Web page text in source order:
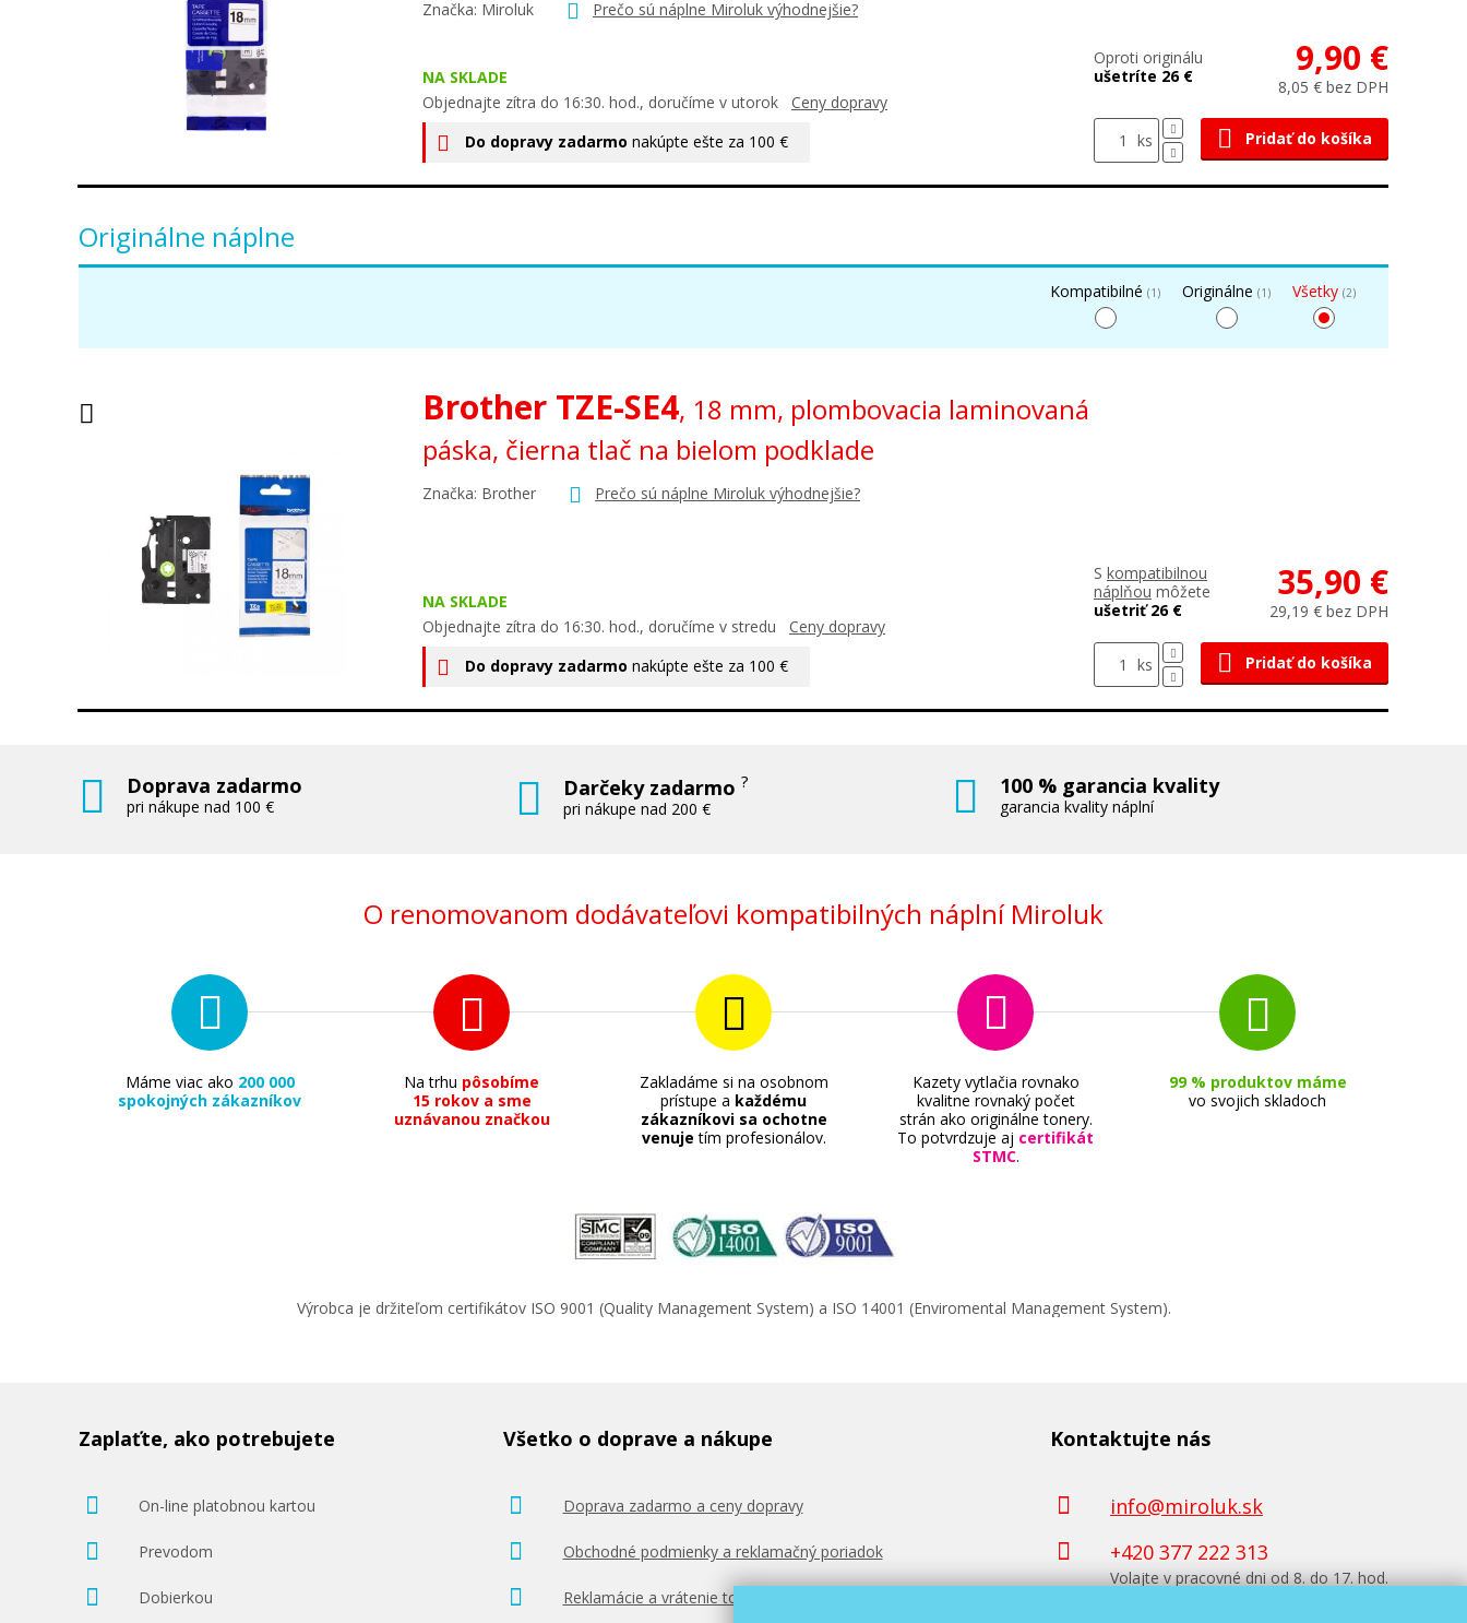
Značka: Miroluk Prečo sú náplne Miroluk výhodnejšie?
NA SKLADE
Objednajte zítra do 16:30. hod., doručíme v utorok Ceny dopravy
Do dopravy zadarmo nakúpte ešte za 100 €
Oproti originálu
ušetríte 26 €
9,90 €
8,05 € bez DPH
ks Pridať do košíka
Originálne náplne
Kompatibilné (1) Originálne (1) Všetky (2)
Brother TZE-SE4, 18 mm, plombovacia laminovaná
páska, čierna tlač na bielom podklade
Značka: Brother Prečo sú náplne Miroluk výhodnejšie?
NA SKLADE
Objednajte zítra do 16:30. hod., doručíme v stredu Ceny dopravy
Do dopravy zadarmo nakúpte ešte za 100 €
S kompatibilnou
náplňou môžete
ušetriť 26 €
35,90 €
29,19 € bez DPH
ks Pridať do košíka
Doprava zadarmo
pri nákupe nad 100 €
Darčeky zadarmo?
pri nákupe nad 200 €
100 % garancia kvality
garancia kvality náplní
O renomovanom dodávateľovi kompatibilných náplní Miroluk
Máme viac ako 200 000
spokojných zákazníkov
Na trhu pôsobíme
15 rokov a sme
uznávanou značkou
Zakladáme si na osobnom
prístupe a každému
zákazníkovi sa ochotne
venuje tím profesionálov.
Kazety vytlačia rovnako
kvalitne rovnaký počet
strán ako originálne tonery.
To potvrdzuje aj certifikát
STMC.
99 % produktov máme
vo svojich skladoch
Výrobca je držiteľom certifikátov ISO 9001 (Quality Management System) a ISO 14001 (Enviromental Management System).
Zaplaťte, ako potrebujete
On-line platobnou kartou
Prevodom
Dobierkou
Všetko o doprave a nákupe
Doprava zadarmo a ceny dopravy
Obchodné podmienky a reklamačný poriadok
Reklamácie a vrátenie tovaru
Kontaktujte nás
info@miroluk.sk
+420 377 222 313
Volajte v pracovné dni od 8. do 17. hod.